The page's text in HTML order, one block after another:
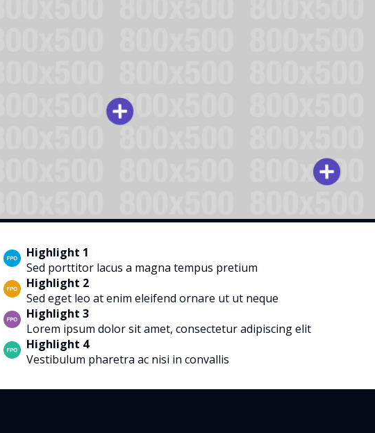
Highlight 1
Sed porttitor lacus a magna tempus pretium
Highlight 2
Sed eget leo at enim eleifend ornare ut ut neque
Highlight 3
Lorem ipsum dolor sit amet, consectetur adipiscing elit
Highlight 4
Vestibulum pharetra ac nisi in convallis